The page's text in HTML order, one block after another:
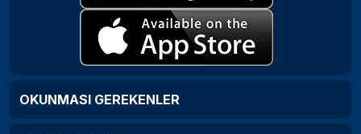
OKUNMASI GEREKENLER